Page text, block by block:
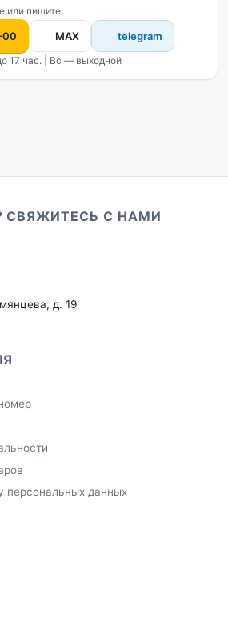
или пишите
00 MAX telegram
17 час. | Вс — выходной
СВЯЖИТЕСЬ С НАМИ
д. 19
персональных данных